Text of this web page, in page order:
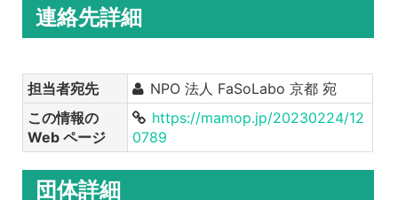
連絡先詳細
担当者宛先
NPO 法人 FaSoLabo 京都 宛
この情報の
Web ページ
https://mamop.jp/20230224/12
0789
団体詳細